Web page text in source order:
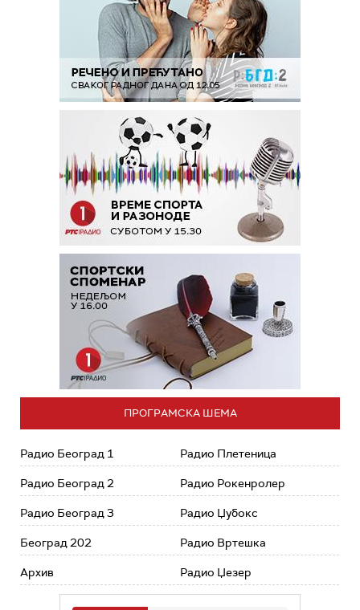
ПРОГРАМСКА ШЕМА
Радио Београд 1
Радио Београд 2
Радио Београд 3
Београд 202
Архив
Радио Плетеница
Радио Рокенролер
Радио Џубокс
Радио Вртешка
Радио Џезер